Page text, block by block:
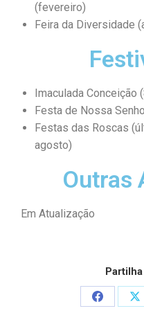
(fevereiro)
Feira da Diversidade
Imaculada Conceição
Festa de Nossa
Festas das Roscas
agosto)
Outras
Em Atualização